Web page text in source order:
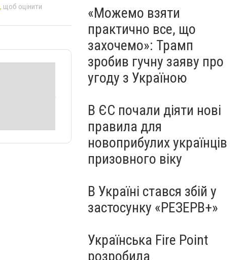
, щоб оцінити
«Можемо взяти
практично все, що
захочемо»: Трамп
зробив гучну заяву про
угоду з Україною
В ЄС почали діяти нові
правила для
новоприбулих українців
призовного віку
В Україні стався збій у
застосунку «РЕЗЕРВ+»
Українська Fire Point
розробила